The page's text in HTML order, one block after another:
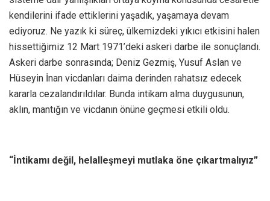
kendilerini ifade ettiklerini yaşadık, yaşamaya devam
ediyoruz. Ne yazık ki süreç, ülkemizdeki yıkıcı etkisini halen
hissettiğimiz 12 Mart 1971’deki askeri darbe ile sonuçlandı.
Askeri darbe sonrasında; Deniz Gezmiş, Yusuf Aslan ve
Hüseyin İnan vicdanları daima derinden rahatsız edecek
kararla cezalandırıldılar. Bunda intikam alma duygusunun,
aklın, mantığın ve vicdanın önüne geçmesi etkili oldu.
“İntikamı değil, helalleşmeyi mutlaka öne çıkartmalıyız”